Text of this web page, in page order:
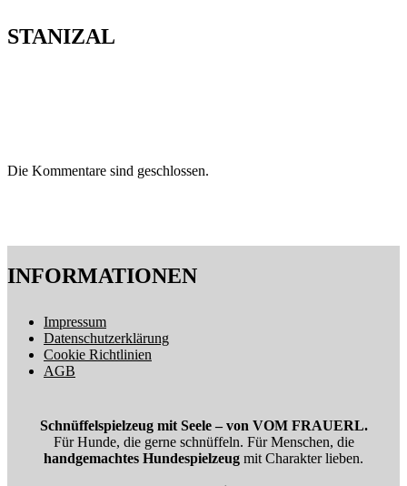
STANIZAL
Die Kommentare sind geschlossen.
INFORMATIONEN
Impressum
Datenschutzerklärung
Cookie Richtlinien
AGB
Schnüffelspielzeug mit Seele – von VOM FRAUERL.
Für Hunde, die gerne schnüffeln. Für Menschen, die
handgemachtes Hundespielzeug mit Charakter lieben.